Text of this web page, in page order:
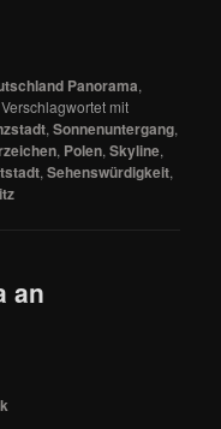
Panorama,
Verschlagwortet mit
,Sonnenuntergang,
, Polen,Skyline,
,Sehenswürdigkeit,
an